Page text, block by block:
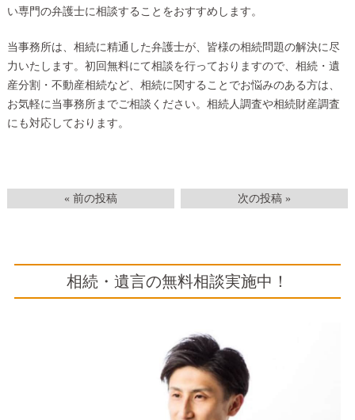
い専門の弁護士に相談することをおすすめします。
当事務所は、相続に精通した弁護士が、皆様の相続問題の解決に尽
力いたします。初回無料にて相談を行っておりますので、相続・遺
産分割・不動産相続など、相続に関することでお悩みのある方は、
お気軽に当事務所までご相談ください。相続人調査や相続財産調査
にも対応しております。
« 前の投稿 次の投稿 »
相続・遺言の無料相談実施中！